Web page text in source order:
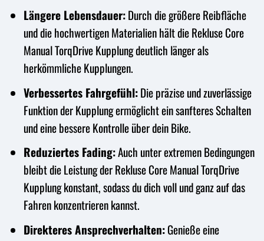
Längere Lebensdauer:Durch die größere Reibfläche
und die hochwertigen Materialien hält die Rekluse Core
Manual TorqDrive Kupplung deutlich länger als
herkömmliche Kupplungen.
Verbessertes Fahrgefühl:Die präzise und zuverlässige
Funktion der Kupplung ermöglicht ein sanfteres Schalten
und eine bessere Kontrolle über dein Bike.
Reduziertes Fading:Auch unter extremen Bedingungen
bleibt die Leistung der Rekluse Core Manual TorqDrive
Kupplung konstant, sodass du dich voll und ganz auf das
Fahren konzentrieren kannst.
Direkteres Ansprechverhalten:Genieße eine